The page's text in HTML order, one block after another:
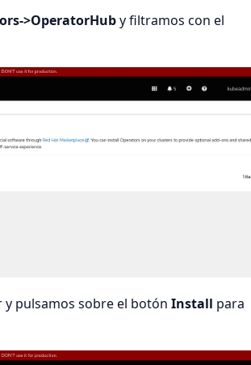
>OperatorHuby filtramos con el
pulsamos sobre el botón Install para